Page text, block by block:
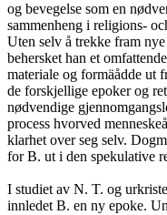
og bevegelse som en
sammenheng i religions-
Uten selv å trekke fram
behersket han et
materiale og formäådde ut
de forskjellige epoker og
nødvendige
process hvorved
klarhet over seg selv.
for B. ut i den spekulative
I studiet av N. T. og
innledet B. en ny epoke.